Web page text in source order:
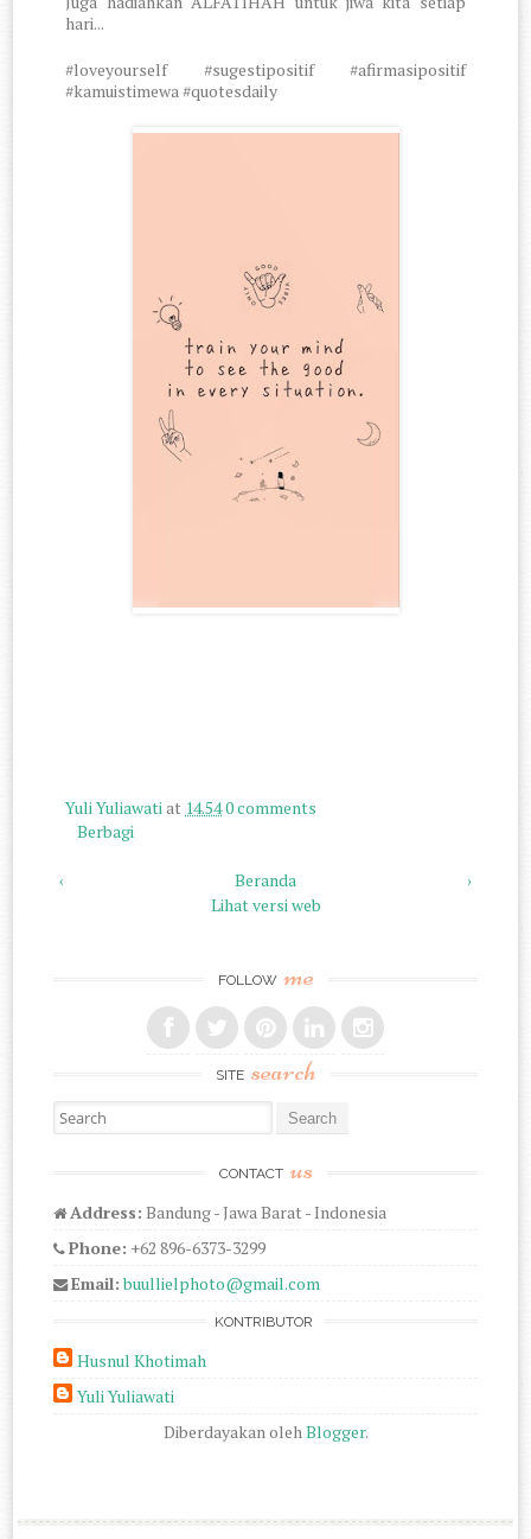
hari...
#loveyourself #sugestipositif #afirmasipositif
#kamuistimewa #quotesdaily
Yuli Yuliawatiat 14.540 comments
Berbagi
‹ ›
Beranda
Lihat versi web
FOLLOW me
SITE search
Search for:
CONTACT us
Address: Bandung - Jawa Barat - Indonesia
Phone: +62 896-6373-3299
Email: buullielphoto@gmail.com
KONTRIBUTOR
Husnul Khotimah
Yuli Yuliawati
Diberdayakan olehBlogger.